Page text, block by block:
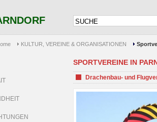
KULTUR, VEREINE & ORGANISATIONEN
SPORTVEREINE IN
Drachenbau- und